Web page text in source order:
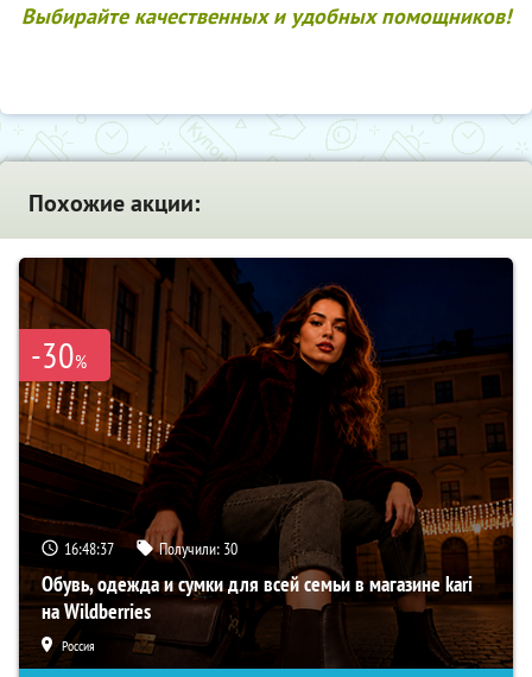
Выбирайте качественных и удобных помощников!
Похожие акции:
-30%
16:48:36 Получили: 30
Обувь, одежда и сумки для всей семьи в магазине kari
на Wildberries
Россия